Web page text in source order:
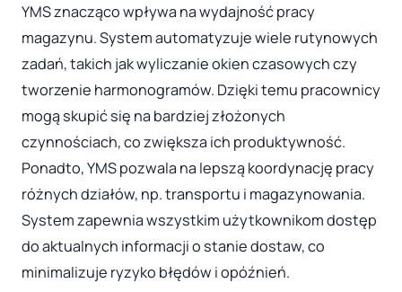
YMS znacząco wpływa na wydajność pracy
magazynu. System automatyzuje wiele rutynowych
zadań, takich jak wyliczanie okien czasowych czy
tworzenie harmonogramów. Dzięki temu pracownicy
mogą skupić się na bardziej złożonych
czynnościach, co zwiększa ich produktywność.
Ponadto, YMS pozwala na lepszą koordynację pracy
różnych działów, np. transportu i magazynowania.
System zapewnia wszystkim użytkownikom dostęp
do aktualnych informacji o stanie dostaw, co
minimalizuje ryzyko błędów i opóźnień.